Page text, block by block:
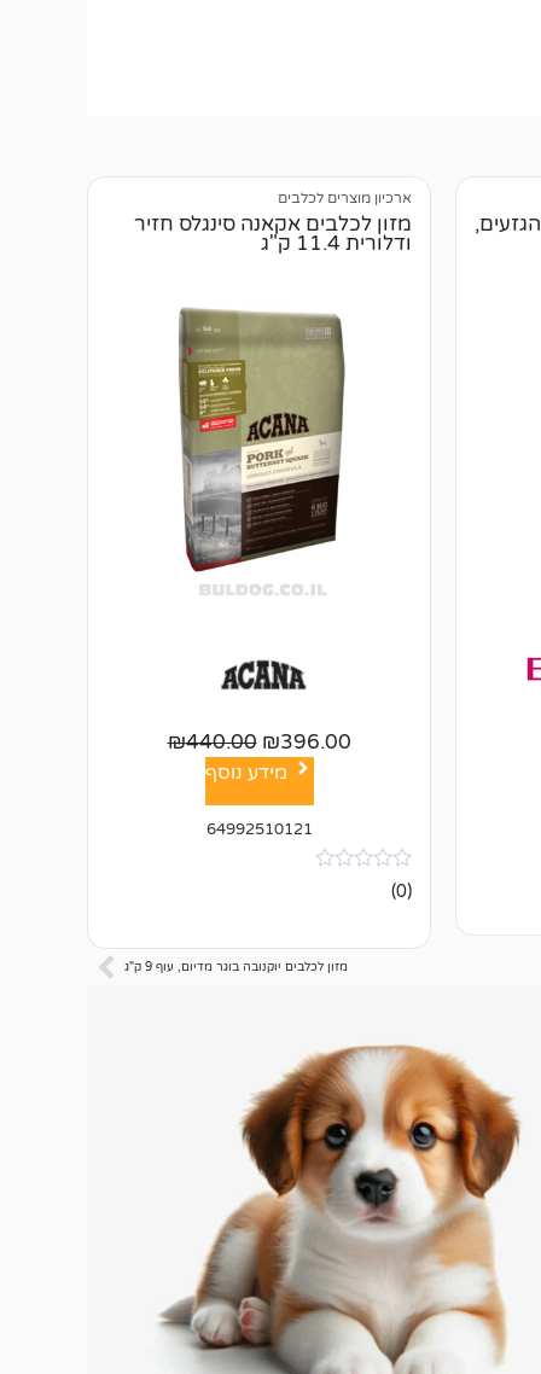
ארכיון מוצרים לכלבים
מזון לכלבים אקאנה סינגלס חזיר
ודלורית 11.4 ק"ג
₪396.00
₪440.00
מידע נוסף
64992510121
אין
ביקורות
(0)
מזון לכלבים יוקנובה בוגר מדיום, עוף 9 ק"ג